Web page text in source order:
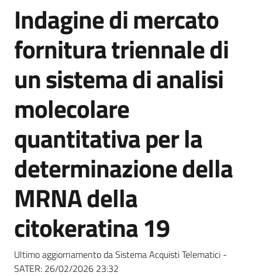
e
strumenti
acquisto
Supporto
Piattaforme
telematiche
site
Salta al contenuto
Indagine di mercato
fornitura triennale di
un sistema di analisi
molecolare
quantitativa per la
determinazione della
MRNA della
citokeratina 19
Ultimo aggiornamento da Sistema Acquisti Telematici -
SATER: 26/02/2026 23:32